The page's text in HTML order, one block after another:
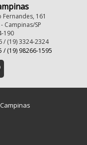
161
Campinas/SP
190
/ (19) 3324-2324
/ (19) 98266-1595